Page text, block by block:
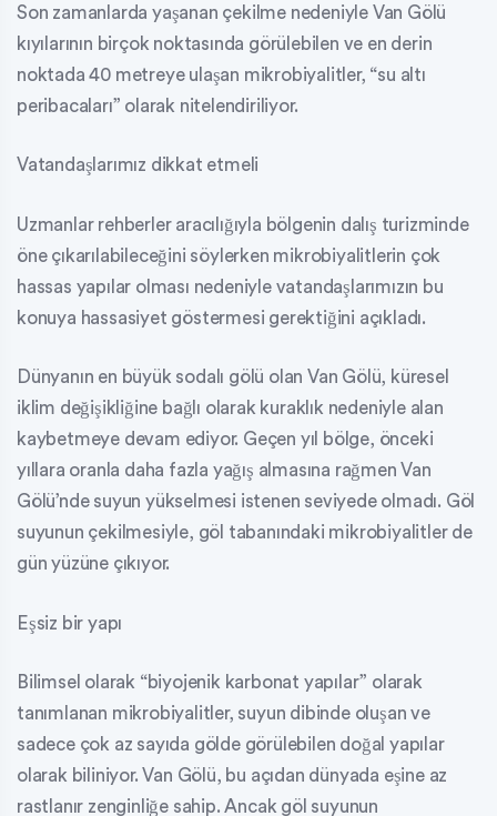
Son zamanlarda yaşanan çekilme nedeniyle Van Gölü
kıyılarının birçok noktasında görülebilen ve en derin
noktada 40 metreye ulaşan mikrobiyalitler, “su altı
peribacaları” olarak nitelendiriliyor.
Vatandaşlarımız dikkat etmeli
Uzmanlar rehberler aracılığıyla bölgenin dalış turizminde
öne çıkarılabileceğini söylerken mikrobiyalitlerin çok
hassas yapılar olması nedeniyle vatandaşlarımızın bu
konuya hassasiyet göstermesi gerektiğini açıkladı.
Dünyanın en büyük sodalı gölü olan Van Gölü, küresel
iklim değişikliğine bağlı olarak kuraklık nedeniyle alan
kaybetmeye devam ediyor. Geçen yıl bölge, önceki
yıllara oranla daha fazla yağış almasına rağmen Van
Gölü’nde suyun yükselmesi istenen seviyede olmadı. Göl
suyunun çekilmesiyle, göl tabanındaki mikrobiyalitler de
gün yüzüne çıkıyor.
Eşsiz bir yapı
Bilimsel olarak “biyojenik karbonat yapılar” olarak
tanımlanan mikrobiyalitler, suyun dibinde oluşan ve
sadece çok az sayıda gölde görülebilen doğal yapılar
olarak biliniyor. Van Gölü, bu açıdan dünyada eşine az
rastlanır zenginliğe sahip. Ancak göl suyunun